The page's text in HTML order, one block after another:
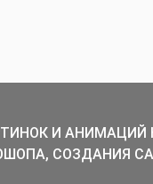
И АНИМАЦИЙ
СОЗДАНИЯ